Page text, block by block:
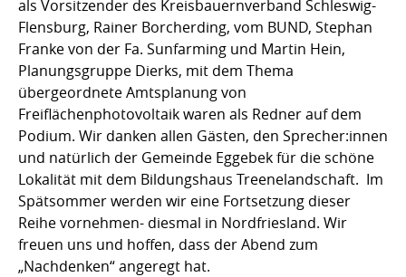
als Vorsitzender des Kreisbauernverband Schleswig-
Flensburg, Rainer Borcherding, vom BUND, Stephan
Franke von der Fa. Sunfarming und Martin Hein,
Planungsgruppe Dierks, mit dem Thema
übergeordnete Amtsplanung von
Freiflächenphotovoltaik waren als Redner auf dem
Podium. Wir danken allen Gästen, den Sprecher:innen
und natürlich der Gemeinde Eggebek für die schöne
Lokalität mit dem Bildungshaus Treenelandschaft. Im
Spätsommer werden wir eine Fortsetzung dieser
Reihe vornehmen- diesmal in Nordfriesland. Wir
freuen uns und hoffen, dass der Abend zum
„Nachdenken“ angeregt hat.